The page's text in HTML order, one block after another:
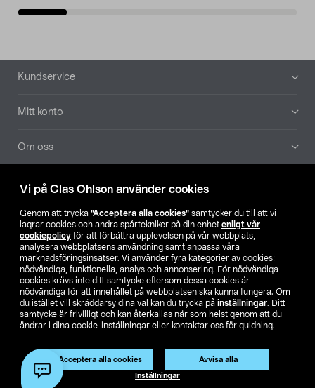
Vi på Clas Ohlson använder cookies
Genom att trycka ”Acceptera alla cookies” samtycker du till att vi
lagrar cookies och andra spårtekniker på din enhet enligt vår
cookiepolicy för att förbättra upplevelsen på vår webbplats,
analysera webbplatsens användning samt anpassa våra
marknadsföringsinsatser. Vi använder fyra kategorier av cookies:
nödvändiga, funktionella, analys och annonsering. För nödvändiga
cookies krävs inte ditt samtycke eftersom dessa cookies är
nödvändiga för att innehållet på webbplatsen ska kunna fungera. Om
du istället vill skräddarsy dina val kan du trycka på inställningar. Ditt
samtycke är frivilligt och kan återkallas när som helst genom att du
ändrar i dina cookie-inställningar eller kontaktar oss för guidning.
Acceptera alla cookies Avvisa alla
Inställningar
Sidfot
Kundservice
Mitt konto
Om oss
Aktuellt
Våra bolag
Hitta butik
SE NO FI
Köpvillkor Privacy statement Klubbvillkor